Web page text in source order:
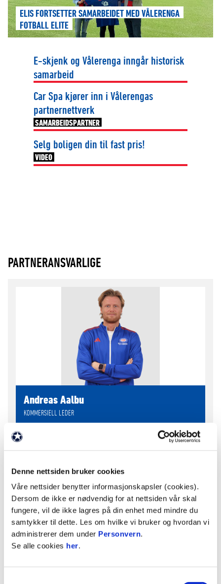
Denne nettsiden bruker cookies
Våre nettsider benytter informasjonskapsler (cookies).
Dersom de ikke er nødvendig for at nettsiden vår skal
fungere, vil de ikke lagres på din enhet med mindre du
samtykker til dette. Les om hvilke vi bruker og hvordan vi
administrerer dem under Personvern.
Se alle cookies her.
ELIS FORTSETTER SAMARBEIDET MED VÅLERENGA
FOTBALL ELITE
E-skjenk og Vålerenga inngår historisk
samarbeid
Car Spa kjører inn i Vålerengas
partnernettverk
SAMARBEIDSPARTNER
Selg boligen din til fast pris!
VIDEO
PARTNERANSVARLIGE
Andreas Aalbu
KOMMERSIELL LEDER
+4791315269